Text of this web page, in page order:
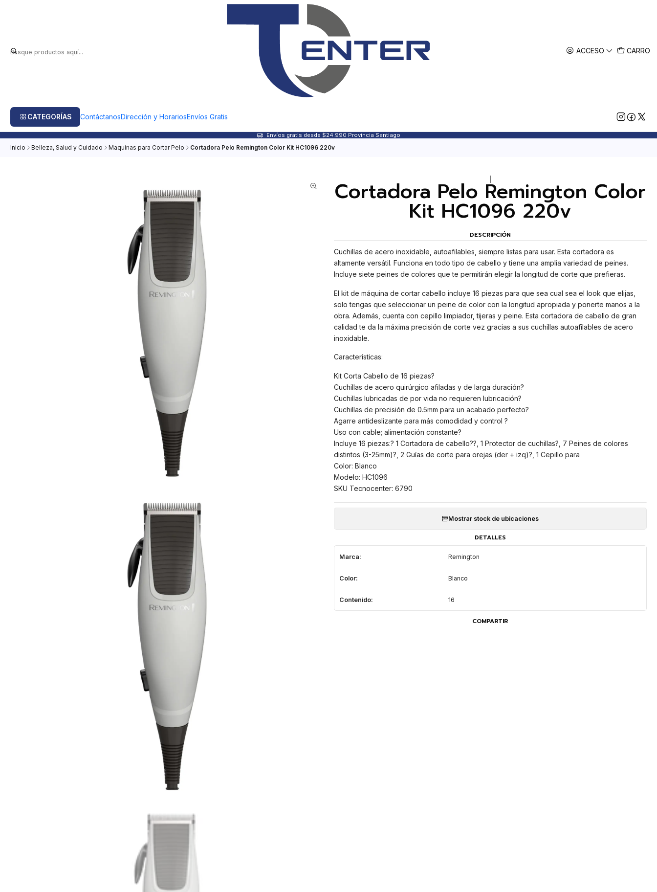
ACCESO CARRO
CATEGORÍAS ContáctanosDirección y HorariosEnvíos Gratis
Envíos gratis desde $24.990 Provincia Santiago
Inicio Belleza, Salud y Cuidado Maquinas para Cortar Pelo Cortadora Pelo Remington Color Kit HC1096 220v
Cortadora Pelo Remington Color
Kit HC1096 220v
DESCRIPCIÓN
Cuchillas de acero inoxidable, autoafilables, siempre listas para usar. Esta cortadora es
altamente versátil. Funciona en todo tipo de cabello y tiene una amplia variedad de peines.
Incluye siete peines de colores que te permitirán elegir la longitud de corte que prefieras.
El kit de máquina de cortar cabello incluye 16 piezas para que sea cual sea el look que elijas,
solo tengas que seleccionar un peine de color con la longitud apropiada y ponerte manos a la
obra. Además, cuenta con cepillo limpiador, tijeras y peine. Esta cortadora de cabello de gran
calidad te da la máxima precisión de corte vez gracias a sus cuchillas autoafilables de acero
inoxidable.
Características:
Kit Corta Cabello de 16 piezas?
Cuchillas de acero quirúrgico afiladas y de larga duración?
Cuchillas lubricadas de por vida no requieren lubricación?
Cuchillas de precisión de 0.5mm para un acabado perfecto?
Agarre antideslizante para más comodidad y control ?
Uso con cable; alimentación constante?
Incluye 16 piezas:? 1 Cortadora de cabello??, 1 Protector de cuchillas?, 7 Peines de colores
distintos (3-25mm)?, 2 Guías de corte para orejas (der + izq)?, 1 Cepillo para
Color: Blanco
Modelo: HC1096
SKU Tecnocenter: 6790
Mostrar stock de ubicaciones
DETALLES
Marca: Remington
Color: Blanco
Contenido: 16
COMPARTIR